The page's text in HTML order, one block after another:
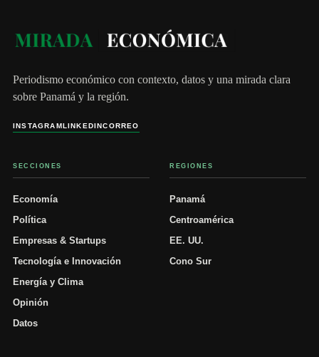
Periodismo económico con contexto, datos y una mirada clara
sobre Panamá y la región.
INSTAGRAMLINKEDINCORREO
SECCIONES
Economía
Política
Empresas & Startups
Tecnología e Innovación
Energía y Clima
Opinión
Datos
REGIONES
Panamá
Centroamérica
EE. UU.
Cono Sur